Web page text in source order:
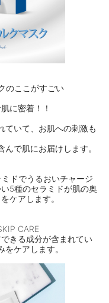
のここがすごい
に密着！！
ていて、お肌への刺激も
で肌にお届けします。
ドでうるおいチャージ
5種のセラミドが肌の奥
ケアします。
CARE
きる成分が含まれてい
ケアします。